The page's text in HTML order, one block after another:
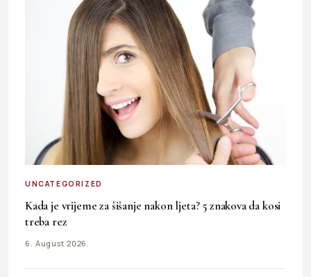
UNCATEGORIZED
Kada je vrijeme za šišanje nakon ljeta? 5 znakova da kosi
treba rez
6. August 2026.